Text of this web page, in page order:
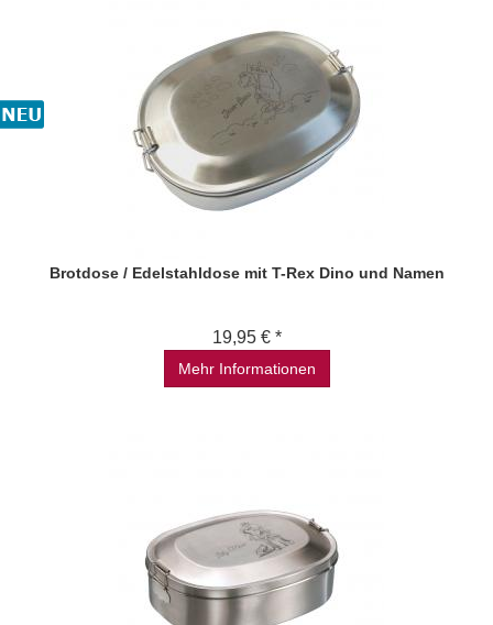
Brotdose / Edelstahldose mit T-Rex Dino und Namen
19,95 € *
Mehr Informationen